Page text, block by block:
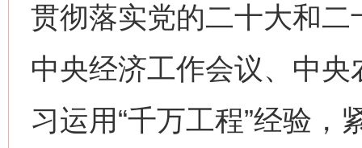
贯彻落实党的二十大和
中央经济工作会议、中
习运用“千万工程”经验